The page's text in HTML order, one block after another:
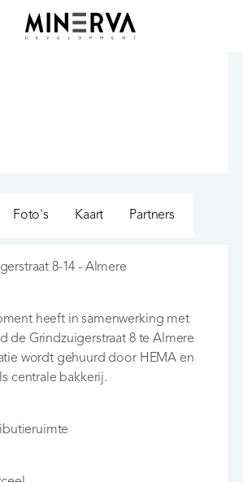
Foto's Kaart Partners
8-14 - Almere
heeft in samenwerking met
de Grindzuigerstraat 8 te Almere
wordt gehuurd door HEMA en
centrale bakkerij.